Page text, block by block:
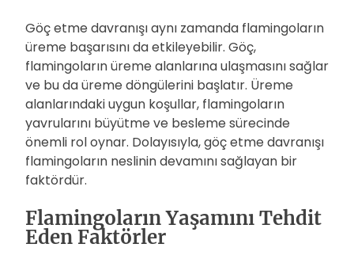
Göç etme davranışı aynı zamanda flamingoların
üreme başarısını da etkileyebilir. Göç,
flamingoların üreme alanlarına ulaşmasını sağlar
ve bu da üreme döngülerini başlatır. Üreme
alanlarındaki uygun koşullar, flamingoların
yavrularını büyütme ve besleme sürecinde
önemli rol oynar. Dolayısıyla, göç etme davranışı
flamingoların neslinin devamını sağlayan bir
faktördür.
Flamingoların Yaşamını Tehdit
Eden Faktörler